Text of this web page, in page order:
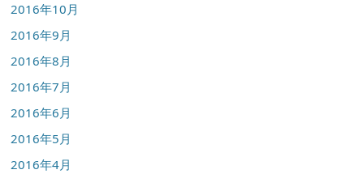
2016年10月
2016年9月
2016年8月
2016年7月
2016年6月
2016年5月
2016年4月